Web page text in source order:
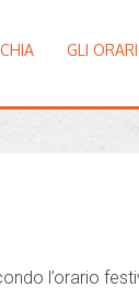
GLI ORARI
l’orario